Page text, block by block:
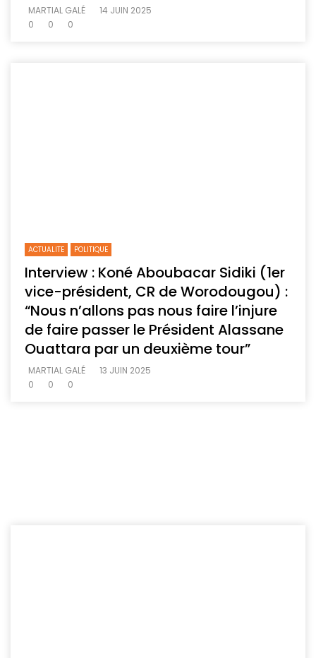
MARTIAL GALÉ
14 JUIN 2025
0
0 0
ACTUALITE POLITIQUE
Interview : Koné Aboubacar Sidiki (1er
vice-président, CR de Worodougou) :
“Nous n’allons pas nous faire l’injure
de faire passer le Président Alassane
Ouattara par un deuxième tour”
MARTIAL GALÉ
13 JUIN 2025
0
0 0